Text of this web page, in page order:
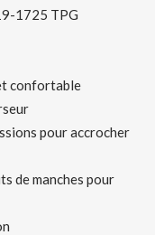
1725 TPG
confortable
pour accrocher
de manches pour